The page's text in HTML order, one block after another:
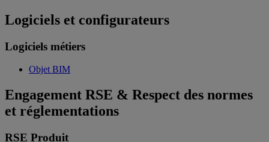
Logiciels et configurateurs
Logiciels métiers
Objet BIM
Engagement RSE & Respect des normes
et réglementations
RSE Produit